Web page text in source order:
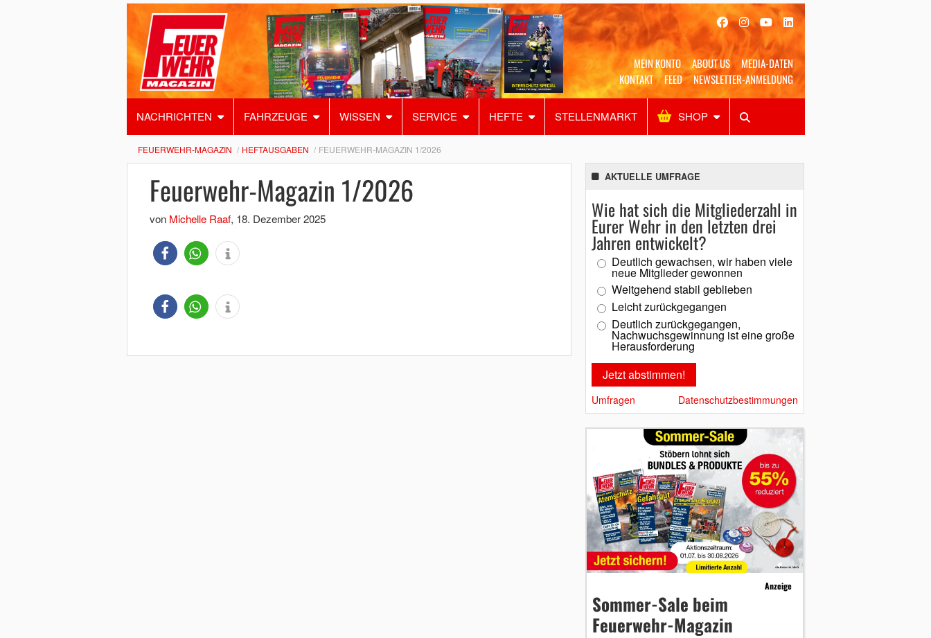
MEIN KONTO ABOUT US
MEDIA-DATEN
KONTAKT
FEED NEWSLETTER-ANMELDUNG
NACHRICHTEN FAHRZEUGE WISSEN SERVICE HEFTE STELLENMARKT SHOP
Alles Shop SUCHEN
FEUERWEHR-MAGAZIN HEFTAUSGABEN FEUERWEHR-MAGAZIN 1/2026
Feuerwehr-Magazin 1/2026
von Michelle Raaf, 18. Dezember 2025
AKTUELLE UMFRAGE
Wie hat sich die Mitgliederzahl in
Eurer Wehr in den letzten drei
Jahren entwickelt?
Deutlich gewachsen, wir haben viele
neue Mitglieder gewonnen
Weitgehend stabil geblieben
Leicht zurückgegangen
Deutlich zurückgegangen,
Nachwuchsgewinnung ist eine große
Herausforderung
Umfragen Datenschutzbestimmungen
Anzeige
Sommer-Sale beim
Feuerwehr-Magazin